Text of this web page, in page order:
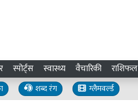
स्पोर्ट्स स्वास्थ्य वैचारिकी राशिफल
शब्द रंग
ग्लैमवर्ल्ड